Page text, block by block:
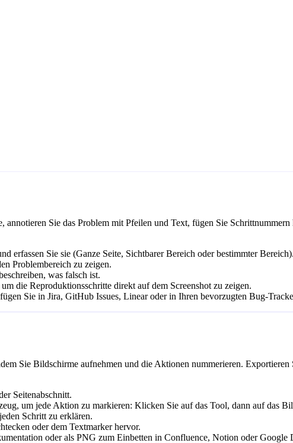
annotieren Sie das Problem mit Pfeilen und Text, fügen Sie
erfassen Sie sie (Ganze Seite, Sichtbarer Bereich oder bestimmter Bereich).
Problembereich zu zeigen.
was falsch ist.
die Reproduktionsschritte direkt auf dem Screenshot zu zeigen.
Sie in Jira, GitHub Issues, Linear oder in Ihren bevorzugten Bug-
Sie Bildschirme aufnehmen und die Aktionen nummerieren.
Seitenabschnitt.
um jede Aktion zu markieren: Klicken Sie auf das Tool, dann auf das
Schritt zu erklären.
oder dem Textmarker hervor.
oder als PNG zum Einbetten in Confluence, Notion oder Google